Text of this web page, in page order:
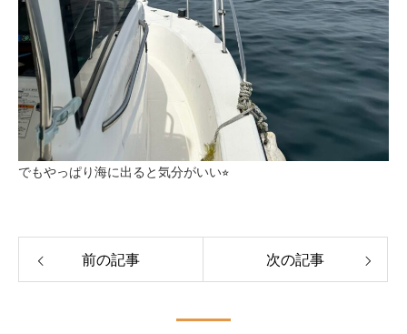
でもやっぱり海に出ると気分がいい⭐︎
前の記事 次の記事